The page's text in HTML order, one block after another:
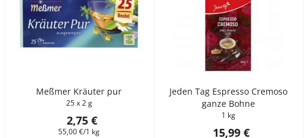
Meßmer Kräuter pur
25 x 2 g
2,75 €
55,00 €/1 kg
Jeden Tag Espresso Cremoso
ganze Bohne
1 kg
15,99 €